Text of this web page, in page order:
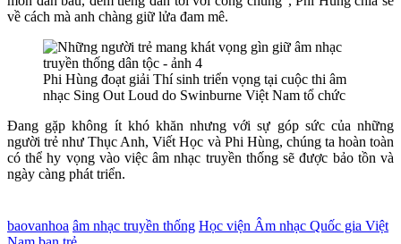
về cách mà anh chàng giữ lửa đam mê.
Phi Hùng đoạt giải Thí sinh triển vọng tại cuộc thi âm
nhạc Sing Out Loud do Swinburne Việt Nam tổ chức
Đang gặp không ít khó khăn nhưng với sự góp sức của những
người trẻ như Thục Anh, Viết Học và Phi Hùng, chúng ta hoàn toàn
có thể hy vọng vào việc âm nhạc truyền thống sẽ được bảo tồn và
ngày càng phát triển.
baovanhoa âm nhạc truyền thống Học viện Âm nhạc Quốc gia Việt